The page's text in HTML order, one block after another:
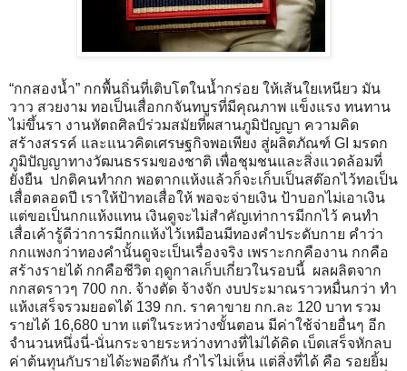
“กกสองน้ำ” กกพื้นถิ่นที่เติบโตในน้ำกร่อย ให้เส้นใยเหนียว มัน
วาว สวยงาม ทอเป็นเสื่อกกจันทบูรที่มีคุณภาพ แข็งแรง ทนทาน
ไม่ขึ้นรา งานหัตถศิลป์ร่วมสมัยที่ผสานภูมิปัญญา ความคิด
สร้างสรรค์ และแนวคิดเศรษฐกิจพอเพียง สู่ผลิตภัณฑ์ GI มรดก
ภูมิปัญญาทางวัฒนธรรมของชาติ เพื่อชุมชนและสิ่งแวดล้อมที่
ยั่งยืน ปกติคนทำกก พอตากแห้งแล้วก็จะเก็บเป็นสต๊อกไว้ทอเป็น
เสื่อตลอดปี เราให้ป้าทอเสื่อให้ พอจะจ่ายเงิน ป้าบอกไม่เอาเงิน
แต่ขอเป็นกกแห้งแทน เงินดูจะไม่สำคัญเท่าการมีกกไว้ คนทำ
เสื่อเค้ารู้ดีว่าการมีกกแห้งไว้เหมือนมีทองคำประดับกาย คำว่า
กกแพงกว่าทองคำนั้นดูจะเป็นเรื่องจริง เพราะกกคืองาน กกคือ
สร้างรายได้ กกคือชีวิต ฤดูกาลเก็บเกี่ยวในรอบนี้ ผลผลิตจาก
กกสดราวๆ 700 กก. จ้างตัด จ้างจัก งบประมาณราวหมื่นกว่า ทำ
แห้งเสร็จรวมยอดได้ 139 กก. ราคาขาย กก.ละ 120 บาท รวม
รายได้ 16,680 บาท แต่ในระหว่างขั้นตอน มีค่าใช้จ่ายอื่นๆ อีก
จำนวนหนึ่งนี่-นั่นกระจายระหว่างทางที่ไม่ได้คิด เบ็ดเสร็จหักลบ
ค่าต้นทุนกับรายได้ะพอดีกัน กำไรไม่เห็น แต่สิ่งที่ได้ คือ รอยยิ้ม